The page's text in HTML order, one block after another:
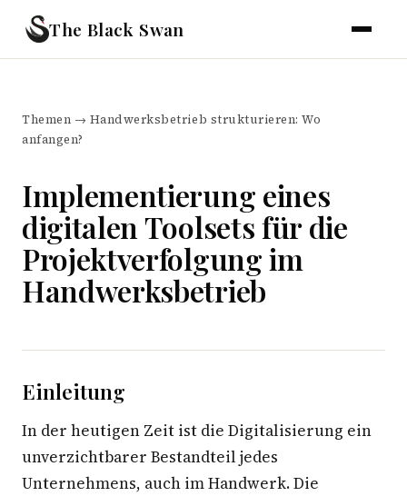
The Black Swan
Themen → Handwerksbetrieb strukturieren: Wo
anfangen?
Implementierung eines
digitalen Toolsets für die
Projektverfolgung im
Handwerksbetrieb
Einleitung
In der heutigen Zeit ist die Digitalisierung ein
unverzichtbarer Bestandteil jedes
Unternehmens, auch im Handwerk. Die